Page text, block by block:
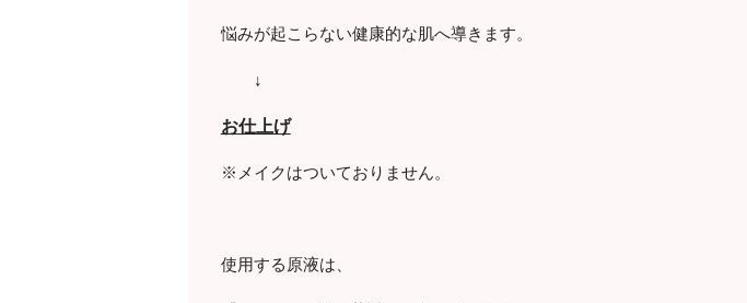
悩みが起こらない健康的な肌へ導きます。
↓
お仕上げ
※メイクはついておりません。
使用する原液は、